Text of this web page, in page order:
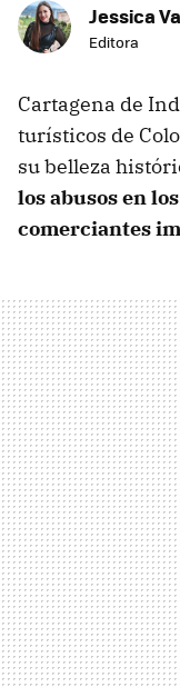
Jessica
Editora
Cartagena de
turísticos de
su belleza
los abusos en
comerciantes